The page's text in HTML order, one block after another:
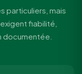
particuliers, mais
fiabilité,